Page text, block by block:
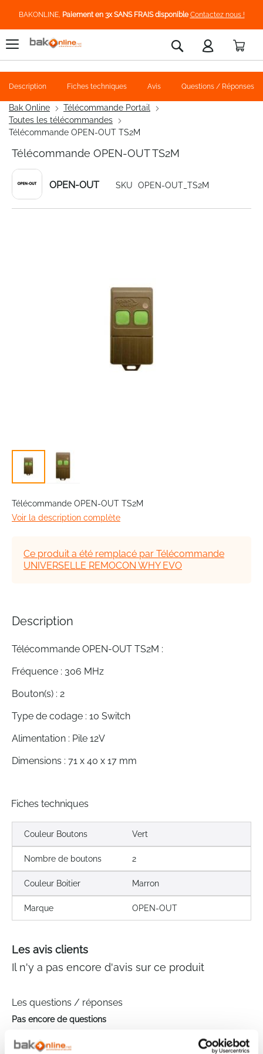
BAKONLINE, Paiement en 3x SANS FRAIS disponible Contactez nous !
Rechercher
Bak Online
Télécommande Portail
Toutes les télécommandes
Télécommande OPEN-OUT TS2M
Télécommande OPEN-OUT TS2M
OPEN-OUT SKU OPEN-OUT_TS2M
to
the
beginning
images
gallery
Télécommande OPEN-OUT TS2M
Voir la description complète
Ce produit a été remplacé par Télécommande
UNIVERSELLE REMOCON WHY EVO
Description Fiches techniques Avis Questions / Réponses
Description
Télécommande OPEN-OUT TS2M :
Fréquence : 306 MHz
Bouton(s) : 2
Type de codage : 10 Switch
Alimentation : Pile 12V
Dimensions : 71 x 40 x 17 mm
Fiches techniques
Couleur Boutons Vert
Nombre de boutons 2
Couleur Boitier Marron
Marque OPEN-OUT
Les avis clients
Il n'y a pas encore d'avis sur ce produit
Les questions / réponses
Pas encore de questions
Connectez vous pour poser votre question